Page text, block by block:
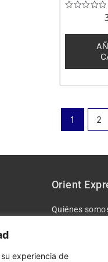
experiencia de
1 2
Orient
Quiénes
Condiciones